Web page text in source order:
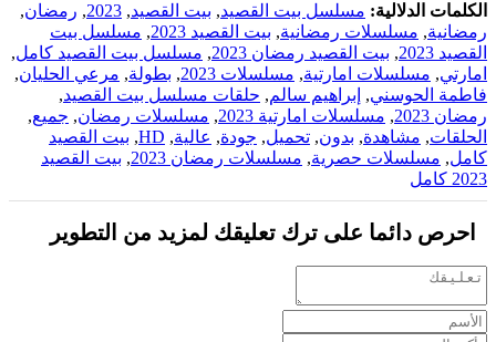
الكلمات الدلالية: مسلسل بيت القصيد, بيت القصيد,
2023
, رمضان,
رمضانية, مسلسلات رمضانية, بيت القصيد 2023 , مسلسل بيت
القصيد 2023
, بيت القصيد رمضان 2023 , مسلسل بيت القصيد كامل,
امارتي, مسلسلات امارتية, مسلسلات 2023 , بطولة, مرعي الحليان,
فاطمة الحوسني, إبراهيم سالم, حلقات مسلسل بيت القصيد,
رمضان 2023
, مسلسلات امارتية 2023 , مسلسلات رمضان, جميع,
الحلقات, مشاهدة, بدون, تحميل, جودة, عالية,
HD
, بيت القصيد
كامل, مسلسلات حصرية, مسلسلات رمضان 2023 , بيت القصيد
2023 كامل
احرص دائما على ترك تعليقك لمزيد من التطوير